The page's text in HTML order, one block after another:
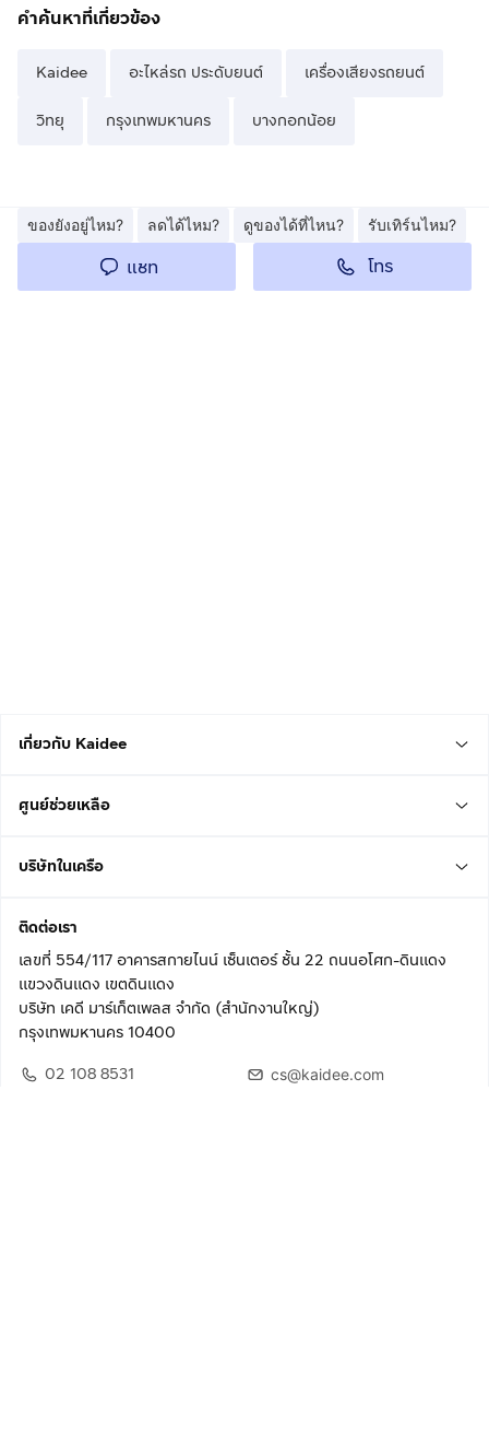
คำค้นหาที่เกี่ยวข้อง
Kaidee อะไหล่รถ ประดับยนต์ เครื่องเสียงรถยนต์
วิทยุ กรุงเทพมหานคร บางกอกน้อย
ของยังอยู่ไหม? ลดได้ไหม? ดูของได้ที่ไหน? รับเทิร์นไหม?
แชท โทร
เกี่ยวกับ Kaidee
ศูนย์ช่วยเหลือ
บริษัทในเครือ
ติดต่อเรา
เลขที่ 554/117 อาคารสกายไนน์ เซ็นเตอร์ ชั้น 22 ถนนอโศก-ดินแดง
แขวงดินแดง เขตดินแดง
บริษัท เคดี มาร์เก็ตเพลส จำกัด (สำนักงานใหญ่)
กรุงเทพมหานคร 10400
02 108 8531
cs@kaidee.com